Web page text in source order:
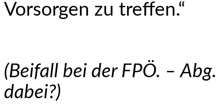
Vorsorgen zu treffen.“
(Beifall bei der FPÖ. –
dabei?)